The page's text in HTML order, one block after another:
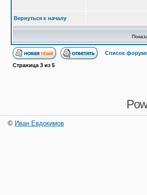
Вернуться к началу
Список
Страница 3 из 5
© Иван Евдокимов